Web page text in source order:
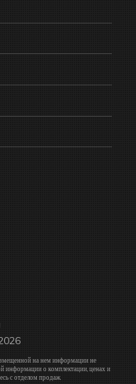
на нем информации не
информации о комплектации, ценах и
с отделом продаж.